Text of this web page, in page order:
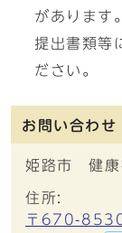
があります。
提出書類等
ださい。
お問い合わせ
姫路市 健
住所:
〒670-